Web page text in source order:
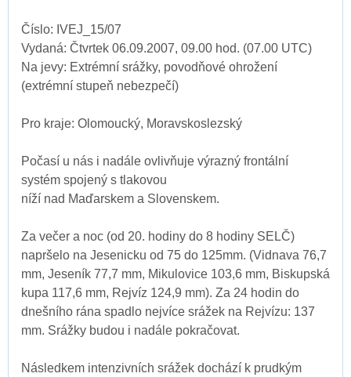
Číslo: IVEJ_15/07
Vydaná: Čtvrtek 06.09.2007, 09.00 hod. (07.00 UTC)
Na jevy: Extrémní srážky, povodňové ohrožení
(extrémní stupeň nebezpečí)
Pro kraje: Olomoucký, Moravskoslezský
Počasí u nás i nadále ovlivňuje výrazný frontální
systém spojený s tlakovou
níží nad Maďarskem a Slovenskem.
Za večer a noc (od 20. hodiny do 8 hodiny SELČ)
napršelo na Jesenicku od 75 do 125mm. (Vidnava 76,7
mm, Jeseník 77,7 mm, Mikulovice 103,6 mm, Biskupská
kupa 117,6 mm, Rejvíz 124,9 mm). Za 24 hodin do
dnešního rána spadlo nejvíce srážek na Rejvízu: 137
mm. Srážky budou i nadále pokračovat.
Následkem intenzivních srážek dochází k prudkým